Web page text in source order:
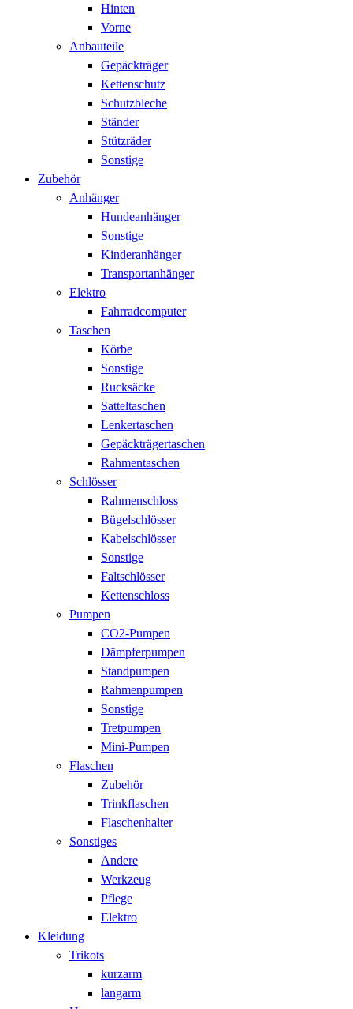
Hinten
Vorne
Anbauteile
Gepäckträger
Kettenschutz
Schutzbleche
Ständer
Stützräder
Sonstige
Zubehör
Anhänger
Hundeanhänger
Sonstige
Kinderanhänger
Transportanhänger
Elektro
Fahrradcomputer
Taschen
Körbe
Sonstige
Rucksäcke
Satteltaschen
Lenkertaschen
Gepäckträgertaschen
Rahmentaschen
Schlösser
Rahmenschloss
Bügelschlösser
Kabelschlösser
Sonstige
Faltschlösser
Kettenschloss
Pumpen
CO2-Pumpen
Dämpferpumpen
Standpumpen
Rahmenpumpen
Sonstige
Tretpumpen
Mini-Pumpen
Flaschen
Zubehör
Trinkflaschen
Flaschenhalter
Sonstiges
Andere
Werkzeug
Pflege
Elektro
Kleidung
Trikots
kurzarm
langarm